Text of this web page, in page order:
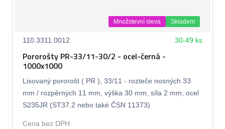
Množstevní sleva Skladem
110.3311.0012 30-49 ks
Pororošty PR-33/11-30/2 - ocel-černá -
1000x1000
Lisovaný pororošt ( PR ), 33/11 - rozteče nosných 33
mm / rozpěrných 11 mm, výška 30 mm, síla 2 mm, ocel
S235JR (ST37.2 nebo také ČSN 11373)
Cena bez DPH